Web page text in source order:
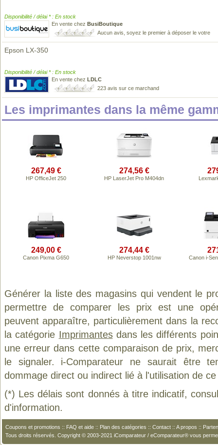
Disponibilité / délai * : En stock
En vente chez BusiBoutique
Aucun avis, soyez le premier à déposer le votre
Epson LX-350
Disponibilité / délai * : En stock
En vente chez LDLC
223 avis sur ce marchand
Les imprimantes dans la même
267,49 €
HP OfficeJet 250
274,56 €
HP LaserJet Pro M404dn
249,00 €
Canon Pixma G650
274,44 €
HP Neverstop 1001nw Canon i-
Générer la liste des magasins qui vendent le
permettre de comparer les prix est une
peuvent apparaître, particulièrement dans la
la catégorie Imprimantesdans les différents
une erreur dans cette comparaison de prix,
le signaler. i-Comparateur ne saurait être
dommage direct ou indirect lié à l'utilisation de
(*) Les délais sont donnés à titre indicatif,
d'information.
Coupons et promotions :: FAQ et aide :: Plan des catégories :: Contact :: A propos ::
Tous droits réservés. Copyright © 2003-2021 iComparateur / eComparateur® vous